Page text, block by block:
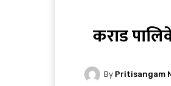
कराड
By Pritisangam